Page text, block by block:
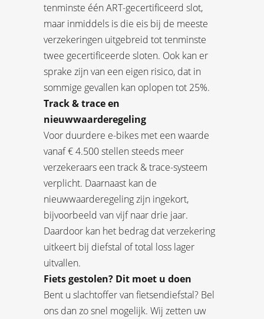
tenminste één ART-gecertificeerd slot,
maar inmiddels is die eis bij de meeste
verzekeringen uitgebreid tot tenminste
twee gecertificeerde sloten. Ook kan er
sprake zijn van een eigen risico, dat in
sommige gevallen kan oplopen tot 25%.
Track & trace en
nieuwwaarderegeling
Voor duurdere e-bikes met een waarde
vanaf € 4.500 stellen steeds meer
verzekeraars een track & trace-systeem
verplicht. Daarnaast kan de
nieuwwaarderegeling zijn ingekort,
bijvoorbeeld van vijf naar drie jaar.
Daardoor kan het bedrag dat verzekering
uitkeert bij diefstal of total loss lager
uitvallen.
Fiets gestolen? Dit moet u doen
Bent u slachtoffer van fietsendiefstal? Bel
ons dan zo snel mogelijk. Wij zetten uw